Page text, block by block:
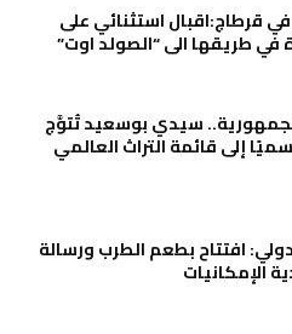
قرطاج:اقبال استثنائي على
في طريقها الى “الصولد اوت”
سيدي بوسعيد تُتوَّج
إلى قائمة التراث العالمي
افتتاح بطعم الطرب ورسالة
الإمكانيات